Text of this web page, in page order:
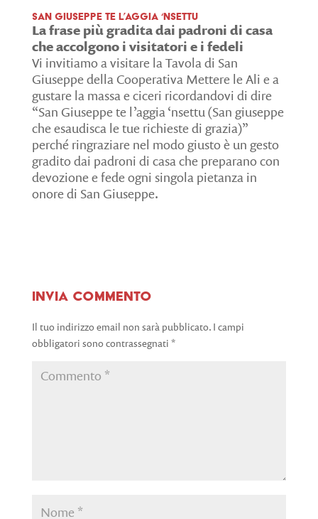
San Giuseppe te l’aggia ‘nsettu
La frase più gradita dai padroni di casa
che accolgono i visitatori e i fedeli
Vi invitiamo a visitare la Tavola di San
Giuseppe della Cooperativa Mettere le Ali e a
gustare la massa e ciceri ricordandovi di dire
“San Giuseppe te l’aggia ‘nsettu (San giuseppe
che esaudisca le tue richieste di grazia)”
perché ringraziare nel modo giusto è un gesto
gradito dai padroni di casa che preparano con
devozione e fede ogni singola pietanza in
onore di San Giuseppe.
Invia commento
Il tuo indirizzo email non sarà pubblicato. I campi
obbligatori sono contrassegnati *